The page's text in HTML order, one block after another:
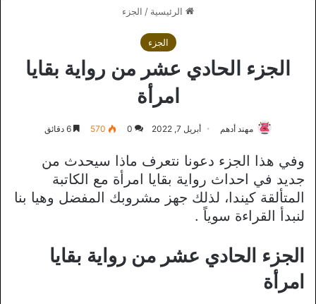
الرئيسية / الجزء
الجزء
الجزء الحادي عشر من رواية بقايا
امرأة
مهند أدهم أبريل 7, 2022 0
570
وفي هذا الجزء دعونا نتعرف ماذا سيحدث من
جديد في احداث رواية بقايا امرأة مع الكاتبة
المتألقة كيندا، لذلك جهز مشروبك المفضل وهيا بنا
لنبدأ القراءة سوياً .
الجزء الحادي عشر من رواية بقايا
امرأة